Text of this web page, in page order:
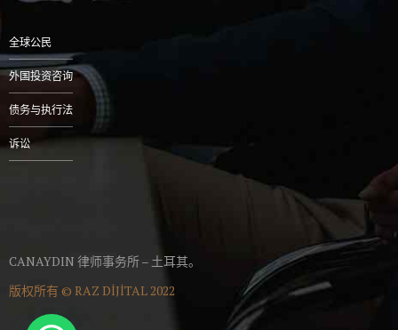
全球公民
外国投资咨询
债务与执行法
诉讼
CANAYDIN 律师事务所 – 土耳其。
版权所有 © RAZ DİJİTAL2022